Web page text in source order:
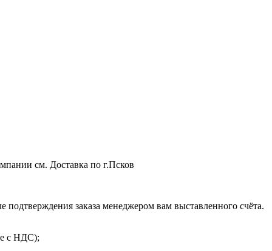
см. Доставка по г.Псков
заказа менеджером вам выставленного счёта.
с НДС);